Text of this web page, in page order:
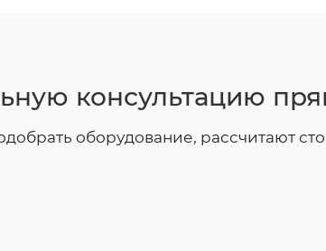
консультацию
оборудование, рассчитают